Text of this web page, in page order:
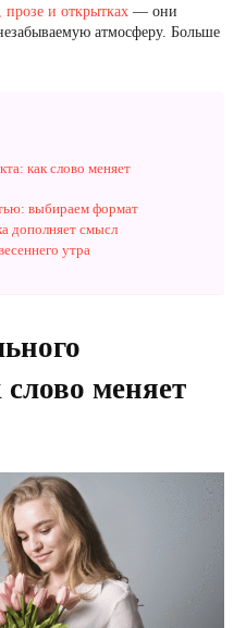
прозе и открытках — они
атмосферу. Больше
как слово меняет
выбираем формат
дополняет смысл
утра
меняет